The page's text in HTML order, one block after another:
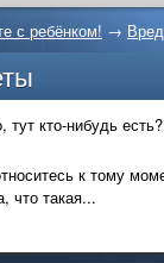
с ребёнком! →
кто-нибудь есть?
к тому
что такая...